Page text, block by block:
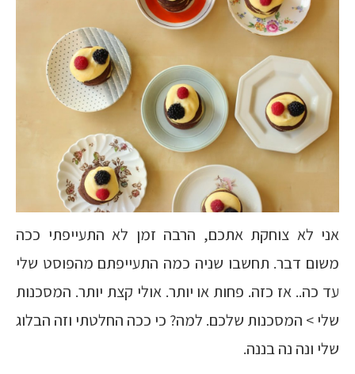
אני לא צוחקת אתכם, הרבה זמן לא התעייפתי ככה
משום דבר. תחשבו שניה כמה התעייפתם מהפוסט שלי
עד כה.. אז כזה. פחות או יותר. אולי קצת יותר. המסכנות
שלי > המסכנות שלכם. למה? כי ככה החלטתי וזה הבלוג
שלי ונה נה בננה.